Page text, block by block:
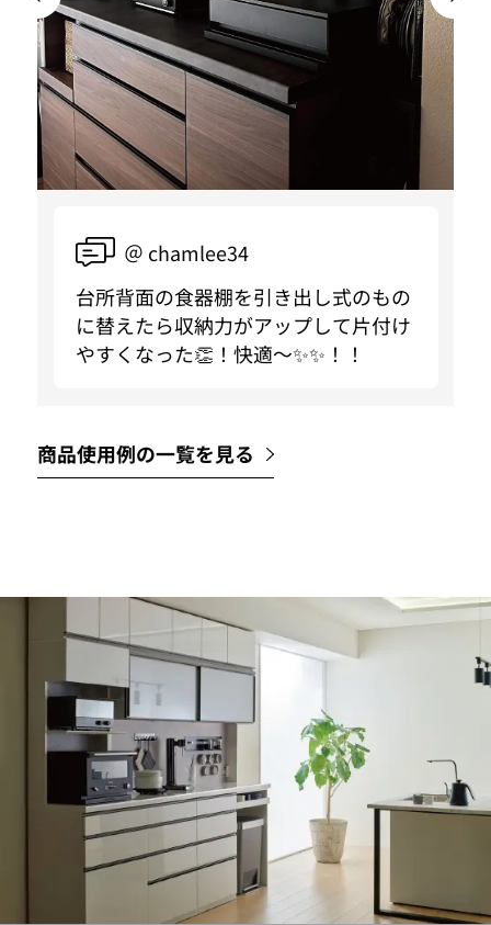
＠ chamlee34
台所背面の食器棚を引き出し式のもの
に替えたら収納力がアップして片付け
やすくなった👏！快適〜✨✨！！
商品使用例の一覧を見る